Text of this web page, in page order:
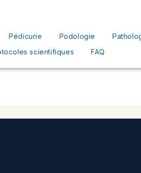
Pédicurie Podologie
scientifiques FAQ